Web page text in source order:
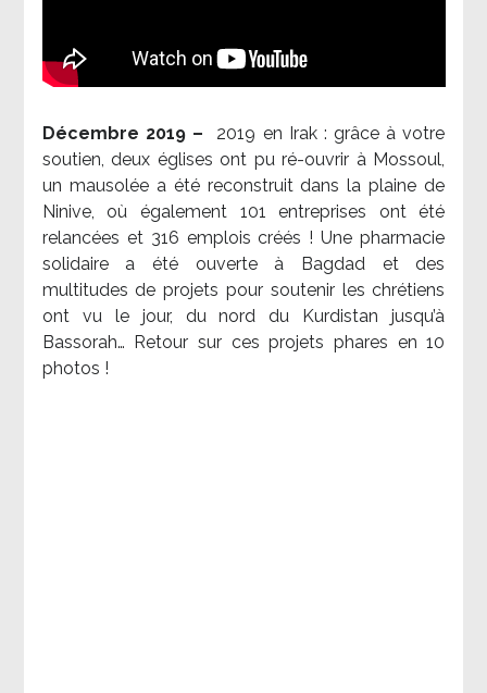
Décembre 2019 – 2019 en Irak : grâce à votre
soutien, deux églises ont pu ré-ouvrir à Mossoul,
un mausolée a été reconstruit dans la plaine de
Ninive, où également 101 entreprises ont été
relancées et 316 emplois créés ! Une pharmacie
solidaire a été ouverte à Bagdad et des
multitudes de projets pour soutenir les chrétiens
ont vu le jour, du nord du Kurdistan jusqu’à
Bassorah… Retour sur ces projets phares en 10
photos !